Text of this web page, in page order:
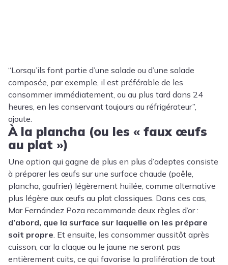
“Lorsqu’ils font partie d’une salade ou d’une salade
composée, par exemple, il est préférable de les
consommer immédiatement, ou au plus tard dans 24
heures, en les conservant toujours au réfrigérateur”,
ajoute.
À la plancha (ou les « faux œufs
au plat »)
Une option qui gagne de plus en plus d’adeptes consiste
à préparer les œufs sur une surface chaude (poêle,
plancha, gaufrier) légèrement huilée, comme alternative
plus légère aux œufs au plat classiques. Dans ces cas,
Mar Fernández Poza recommande deux règles d’or :
d’abord, que la surface sur laquelle on les prépare
soit propre . Et ensuite, les consommer aussitôt après
cuisson, car la claque ou le jaune ne seront pas
entièrement cuits, ce qui favorise la prolifération de tout